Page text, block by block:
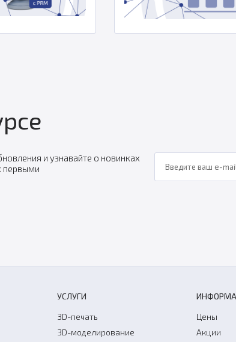
и узнавайте о новинках
первыми
УСЛУГИ
3D-печать
3D-моделирование
Цены
Акции